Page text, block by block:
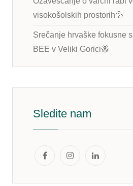
visokošolskih prostorih💦
Srečanje hrvaške fokusne
BEE v Veliki Gorici🐝
Sledite nam